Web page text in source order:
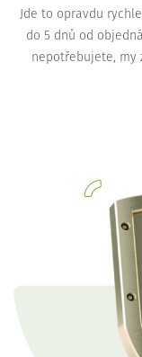
Jde to opravdu
do 5 dnů od
nepotřebujete, my